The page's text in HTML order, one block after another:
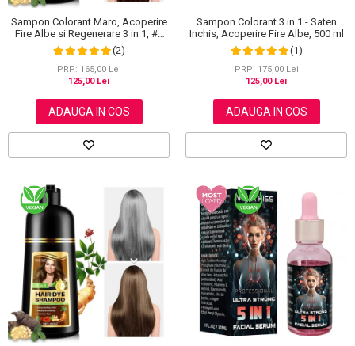
Sampon Colorant Maro, Acoperire
Fire Albe si Regenerare 3 in 1, #2
Brown, 500 ml
(2)
PRP: 165,00 Lei
125,00 Lei
ADAUGA IN COS
Sampon Colorant 3 in 1 - Saten
Inchis, Acoperire Fire Albe, 500 ml
(1)
PRP: 175,00 Lei
125,00 Lei
ADAUGA IN COS